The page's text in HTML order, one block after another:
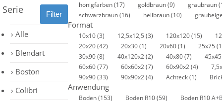
Serie
Alle
Blendart
Boston
Colibri
honigfarben(17) goldbraun(9) graubraun
schwarzbraun(16) hellbraun(10)
Format
10x10(3) 12,5x12,5 (3) 120x120(15)
20x20(42) 20x30(1) 20x60(1) 25x75
30x90(8) 40x120x2(2) 40x80(7)
60x60(77) 60x60x2(7) 60x90x2(4)
90x90(33) 90x90x2(4) Achteck(1)
Anwendung
Boden(153) Boden R10(59)
Boden R10